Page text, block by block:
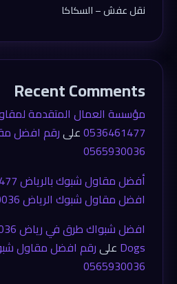
نقل عفش – السكاكا
Recent Comments
مؤسسة العمال المتقدمة
0536461477علىرقم افضل
0565930036
أفضل مقاول شبوك بالرياض 0536461477
افضل مقاول شبوك الرياض 0565930036
Dogs علىرقم افضل مقاول
0565930036